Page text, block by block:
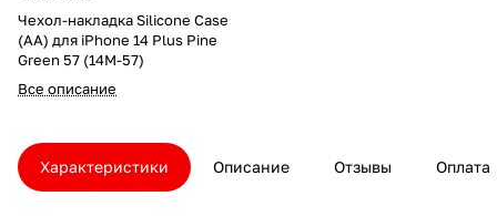
Чехол-накладка Silicone Case
(AA) для iPhone 14 Plus Pine
Green 57 (14M-57)
Все описание
Характеристики Описание Отзывы Оплата